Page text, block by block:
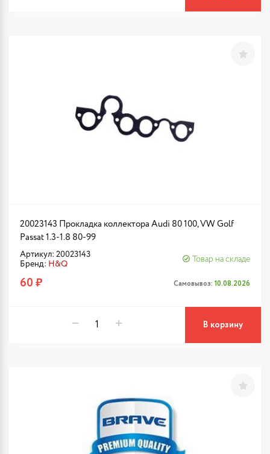
20023143 Прокладка коллектора Audi 80 100, VW Golf
Passat 1.3-1.8 80-99
Артикул: 20023143
Бренд: H&Q
Товар на складе
60 ₽ Самовывоз: 10.08.2026
В корзину